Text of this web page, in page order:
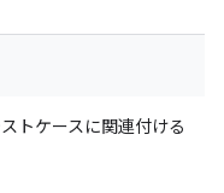
トケースに関連付ける